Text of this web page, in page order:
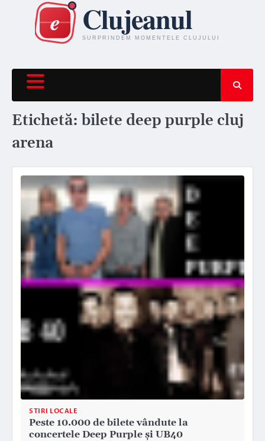
content
Etichetă:bilete deep purple cluj
arena
STIRI LOCALE
Peste 10.000 de bilete vândute la
concertele Deep Purple şi UB40